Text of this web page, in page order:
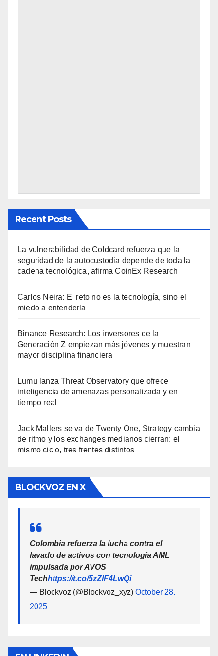
Recent Posts
La vulnerabilidad de Coldcard refuerza que la
seguridad de la autocustodia depende de toda la
cadena tecnológica, afirma CoinEx Research
Carlos Neira: El reto no es la tecnología, sino el
miedo a entenderla
Binance Research: Los inversores de la
Generación Z empiezan más jóvenes y muestran
mayor disciplina financiera
Lumu lanza Threat Observatory que ofrece
inteligencia de amenazas personalizada y en
tiempo real
Jack Mallers se va de Twenty One, Strategy cambia
de ritmo y los exchanges medianos cierran: el
mismo ciclo, tres frentes distintos
BLOCKVOZ EN X
Colombia refuerza la lucha contra el
lavado de activos con tecnología AML
impulsada por AVOS
Techhttps://t.co/5zZlF4LwQi
— Blockvoz (@Blockvoz_xyz) October 28,
2025